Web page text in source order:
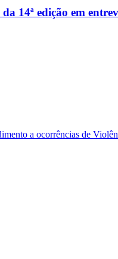
14ª edição em
a ocorrências de